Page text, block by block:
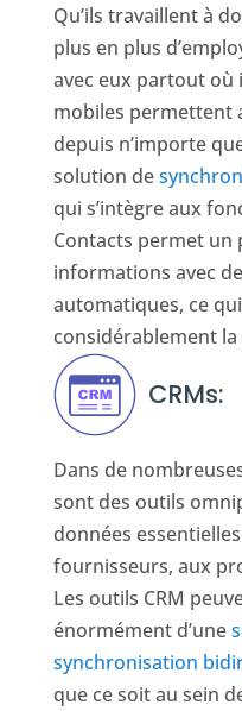
Qu’ils travaillent à
plus en plus
avec eux partout où
mobiles permettent
depuis n’importe
solution de
qui s’intègre aux
Contacts permet un
informations avec
automatiques, ce
considérablement
CRMs:
Dans de
sont des outils
données
fournisseurs, aux
Les outils CRM
énormément d’une
synchronisation
que ce soit au sein